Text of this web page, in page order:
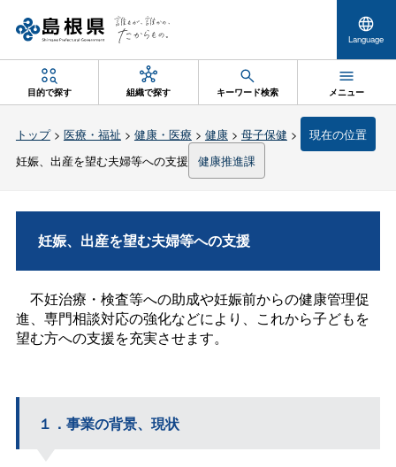
Language
目的で探す 組織で探す キーワード検索 メニュー
トップ> 医療・福祉 > 健康・医療 > 健康> 母子保健 >
現在の位置
妊娠、出産を望む夫婦等への支援
健康推進課
妊娠、出産を望む夫婦等への支援
不妊治療・検査等への助成や妊娠前からの健康管理促
進、専門相談対応の強化などにより、これから子どもを
望む方への支援を充実させます。
１．事業の背景、現状